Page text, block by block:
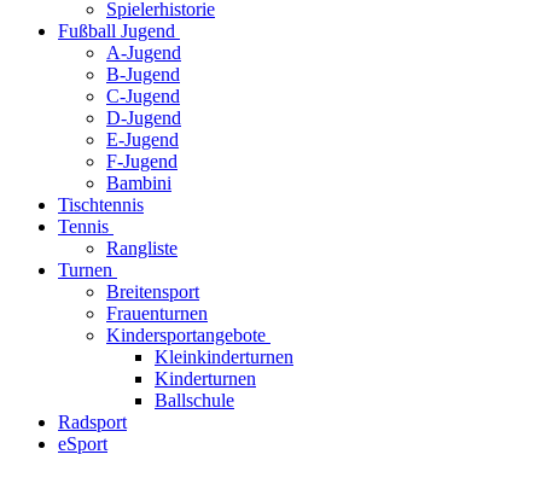
Spielerhistorie
Fußball Jugend
A-Jugend
B-Jugend
C-Jugend
D-Jugend
E-Jugend
F-Jugend
Bambini
Tischtennis
Tennis
Rangliste
Turnen
Breitensport
Frauenturnen
Kindersportangebote
Kleinkinderturnen
Kinderturnen
Ballschule
Radsport
eSport